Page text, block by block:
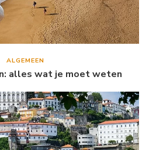
ALGEMEEN
alles wat je moet weten